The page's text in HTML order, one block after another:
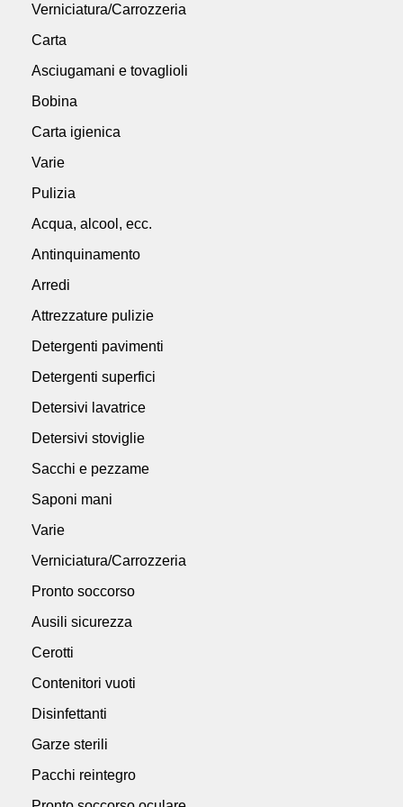
Verniciatura/Carrozzeria
Carta
Asciugamani e tovaglioli
Bobina
Carta igienica
Varie
Pulizia
Acqua, alcool, ecc.
Antinquinamento
Arredi
Attrezzature pulizie
Detergenti pavimenti
Detergenti superfici
Detersivi lavatrice
Detersivi stoviglie
Sacchi e pezzame
Saponi mani
Varie
Verniciatura/Carrozzeria
Pronto soccorso
Ausili sicurezza
Cerotti
Contenitori vuoti
Disinfettanti
Garze sterili
Pacchi reintegro